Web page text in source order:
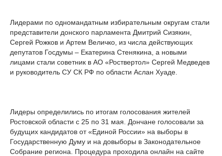
Лидерами по одномандатным избирательным округам стали
представители донского парламента Дмитрий Сизякин,
Сергей Рожков и Артем Величко, из числа действующих
депутатов Госдумы – Екатерина Стенякина, а новыми
лицами стали советник в АО «Роствертол» Сергей Медведев
и руководитель СУ СК РФ по области Аслан Хуаде.
Лидеры определились по итогам голосования жителей
Ростовской области с 25 по 31 мая. Дончане голосовали за
будущих кандидатов от «Единой России» на выборы в
Государственную Думу и на довыборы в Законодательное
Собрание региона. Процедура проходила онлайн на сайте